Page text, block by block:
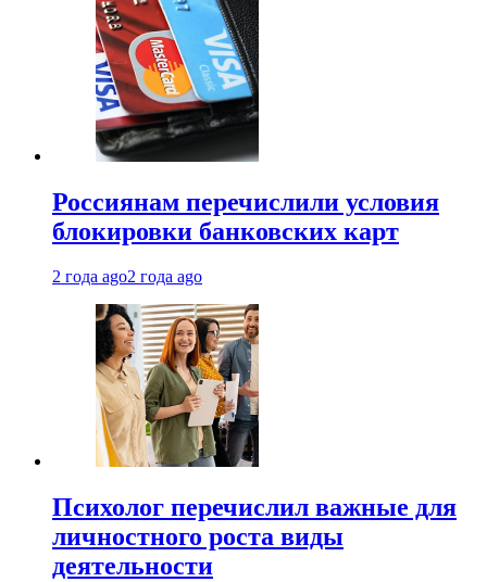
Россиянам перечислили условия
блокировки банковских карт
2 года ago2 года ago
Психолог перечислил важные для
личностного роста виды
деятельности